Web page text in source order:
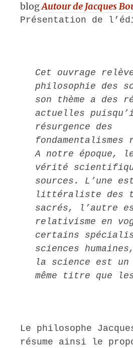
blogAutour de Jacques
Présentation de
Cet ouvrage
philosophie des
son thème a des
actuelles
résurgence des
A notre époque,
vérité
sources. L’une
littéraliste des
sacrés, l’autre
relativisme en
certains
sciences
la science est un
même titre que
Le philosophe
résume ainsi le